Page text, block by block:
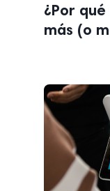
¿Por
más (o